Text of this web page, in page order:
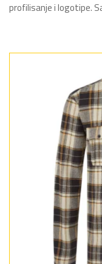
profilisanje i logotipe.